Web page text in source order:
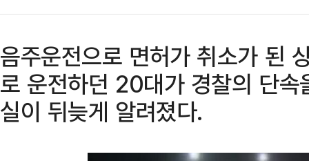
음주운전으로 면허가 취소가 된
로 운전하던 20대가 경찰의 단
실이 뒤늦게 알려졌다.